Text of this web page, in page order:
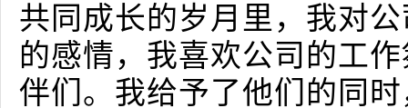
共同成长的岁月里，我对
的感情，我喜欢公司的工
伴们。我给予了他们的同